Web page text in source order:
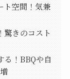
ト空間！気兼
驚きのコスト
る！BBQや自